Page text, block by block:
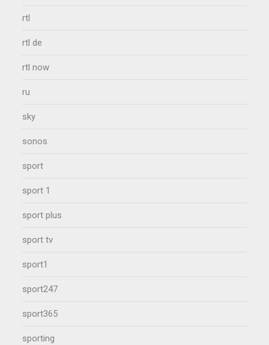
rtl
rtl de
rtl now
ru
sky
sonos
sport
sport 1
sport plus
sport tv
sport1
sport247
sport365
sporting